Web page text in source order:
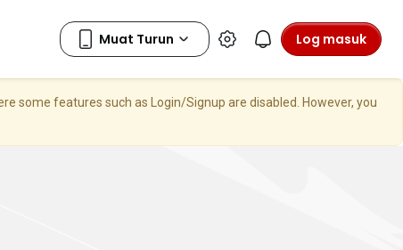
Log masuk
some features such as Login/Signup are disabled. However, you